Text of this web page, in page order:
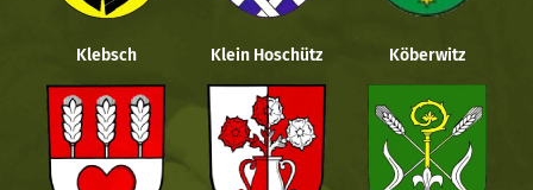
Klebsch Klein Hoschütz Köberwitz